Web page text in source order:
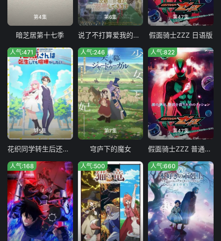
第4集
暗芝居第十七季
第6集
说了不打算爱我的公爵继承人 不知为何对我宠爱有加
第47集
假面骑士ZZZ​ 日语版
第5集
人气:471
花织同学转生后还是想干架
第7集
人气:246
穹庐下的魔女
第47集
人气:822
假面骑士ZZZ 普通话版
人气:168 人气:500 人气:660